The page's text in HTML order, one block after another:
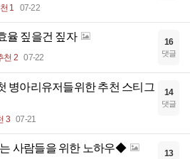
1 07-22
율 짚을건 짚자
천 2 07-22
16
댓글
병아리유저들위한 추천 스티그
3 07-21
14
댓글
사람들을 위한 노하우◆ 13